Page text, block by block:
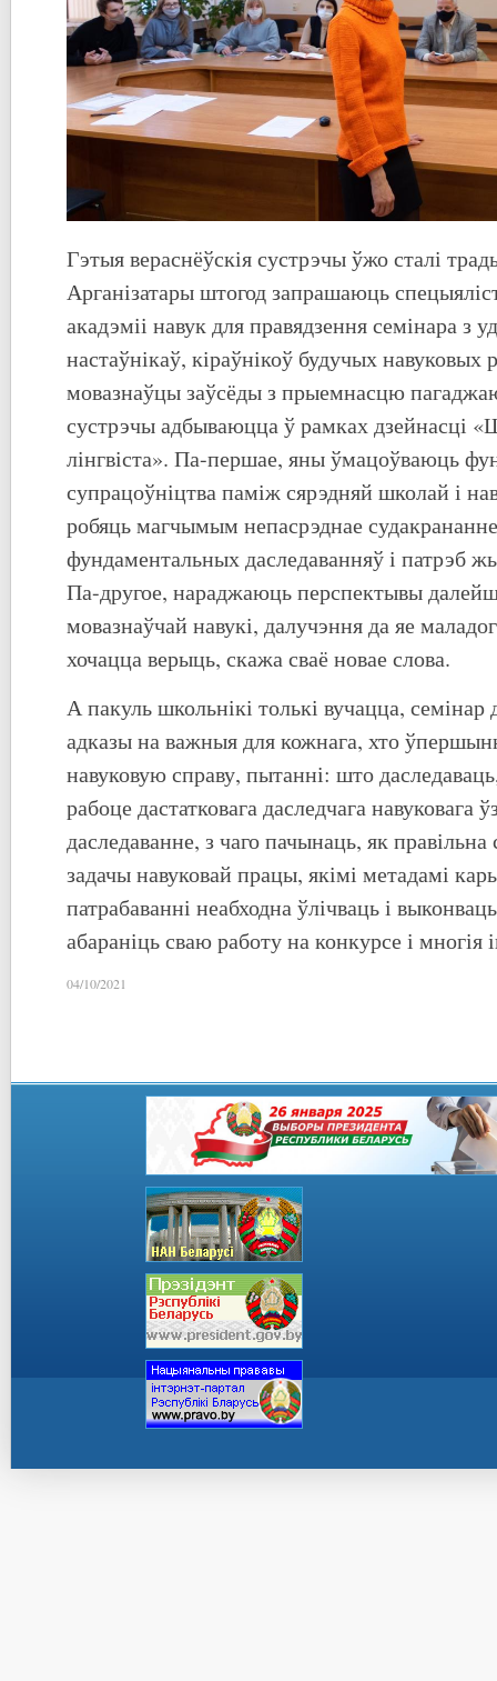
Гэтыя вераснёўскія сустрэчы ўжо сталі
Арганізатары штогод запрашаюць
акадэміі навук для правядзення семінара з
настаўнікаў, кіраўнікоў будучых
мовазнаўцы заўсёды з прыемнасцю
сустрэчы адбываюцца ў рамках дзейнасці
лінгвіста». Па-першае, яны ўмацоўваюць
супрацоўніцтва паміж сярэдняй школай і
робяць магчымым непасрэднае
фундаментальных даследаванняў і патрэб
Па-другое, нараджаюць перспектывы
мовазнаўчай навукі, далучэння да яе
хочацца верыць, скажа сваё новае слова.
А пакуль школьнікі толькі вучацца, семінар
адказы на важныя для кожнага, хто
навуковую справу, пытанні: што
рабоце дастатковага даследчага навуковага
даследаванне, з чаго пачынаць, як
задачы навуковай працы, якімі метадамі
патрабаванні неабходна ўлічваць і
абараніць сваю работу на конкурсе і многія
04/10/2021